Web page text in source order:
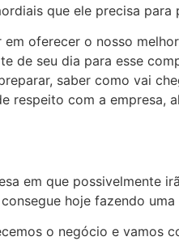
que ele precisa
oferecer o nosso
seu dia para esse
saber como vai
respeito com a empresa,
em que possivelmente
hoje fazendo
o negócio e vamos